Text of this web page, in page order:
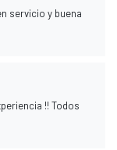
servicio y buena
!! Todos